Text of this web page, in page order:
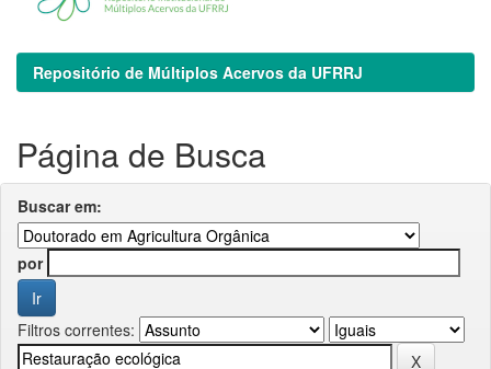
Repositório de Múltiplos Acervos da UFRRJ
Página de Busca
Buscar em:
por
Filtros correntes: